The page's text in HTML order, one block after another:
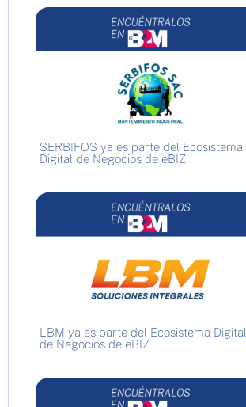
SERBIFOS ya es parte del Ecosistema
Digital de Negocios de eBIZ
LBM ya es parte del Ecosistema Digital
de Negocios de eBIZ